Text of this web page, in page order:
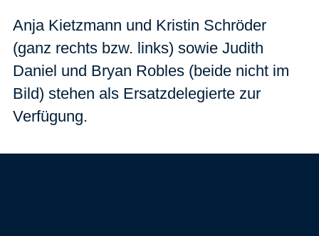
Anja Kietzmann und Kristin Schröder
(ganz rechts bzw. links) sowie Judith
Daniel und Bryan Robles (beide nicht im
Bild) stehen als Ersatzdelegierte zur
Verfügung.